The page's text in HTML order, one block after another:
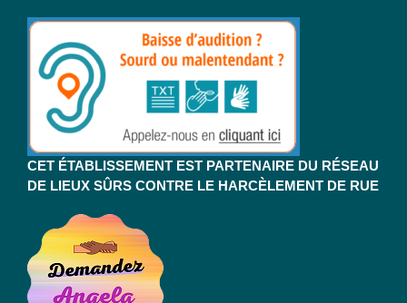
CET ÉTABLISSEMENT EST PARTENAIRE DU RÉSEAU
DE LIEUX SÛRS CONTRE LE HARCÈLEMENT DE RUE